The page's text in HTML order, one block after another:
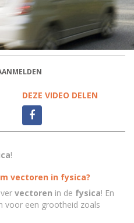
DEZE VIDEO DELEN
!
vectoren in fysica?
vectoren in de fysica! En
voor een grootheid zoals